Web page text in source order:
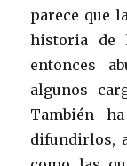
parece que
historia de
entonces
algunos
También
difundirlos,